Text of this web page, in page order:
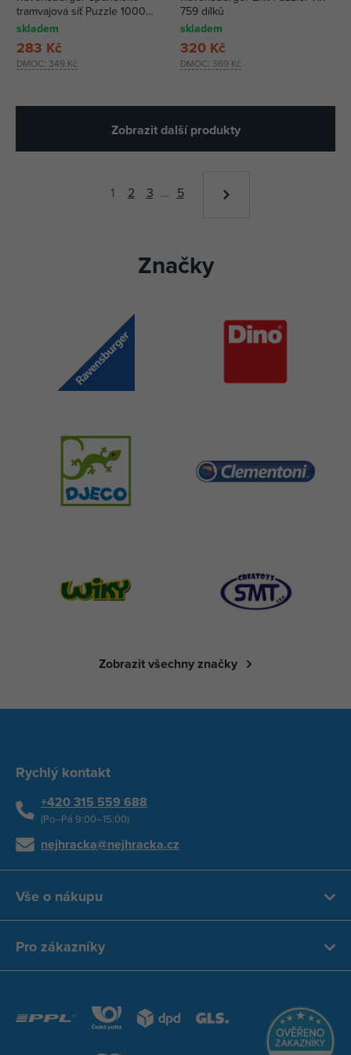
tramvajová síť Puzzle 1000
dílků
skladem
DMOC: 349 Kč
283 Kč
759 dílků
skladem
DMOC: 369 Kč
320 Kč
Zobrazit další produkty
1 2 3 … 5
Značky
Zobrazit všechny značky
Rychlý kontakt
+420 315 559 688
(Po–Pá 9:00–15:00)
nejhracka@nejhracka.cz
Vše o nákupu
Pro zákazníky